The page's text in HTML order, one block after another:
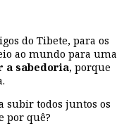
do Tibete, para os
ao mundo para uma
a sabedoria, porque
subir todos juntos os
por quê?